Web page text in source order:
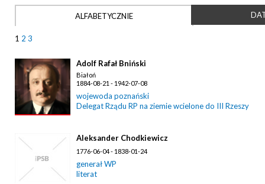
ALFABETYCZNIE
1 2 3
Adolf Rafał Bniński
Białoń
1884-08-21 - 1942-07-08
wojewoda poznański
Delegat Rządu RP na ziemie wcielone do III Rzeszy
Aleksander Chodkiewicz
1776-06-04 - 1838-01-24
generał WP
literat